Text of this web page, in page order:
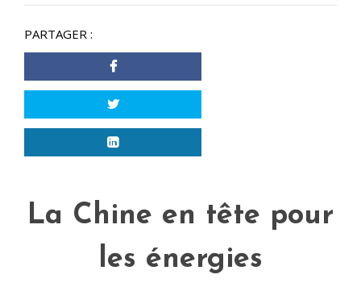
PARTAGER :
La Chine en tête pour
les énergies